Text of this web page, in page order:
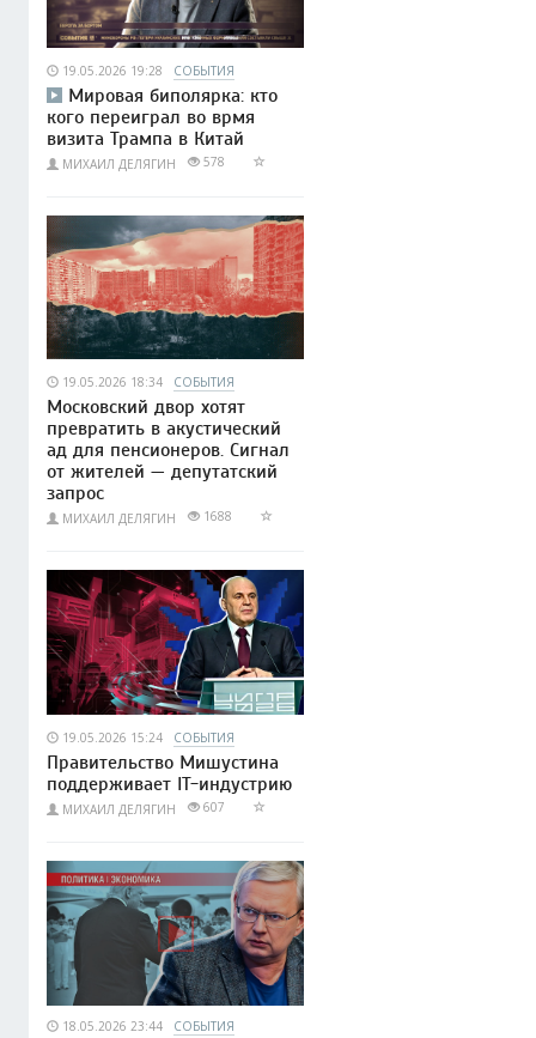
19.05.2026 19:28 СОБЫТИЯ
Мировая биполярка: кто
кого переиграл во врмя
визита Трампа в Китай
МИХАИЛ ДЕЛЯГИН 578
19.05.2026 18:34 СОБЫТИЯ
Московский двор хотят
превратить в акустический
ад для пенсионеров. Сигнал
от жителей — депутатский
запрос
МИХАИЛ ДЕЛЯГИН 1688
19.05.2026 15:24 СОБЫТИЯ
Правительство Мишустина
поддерживает IT-индустрию
МИХАИЛ ДЕЛЯГИН 607
18.05.2026 23:44 СОБЫТИЯ